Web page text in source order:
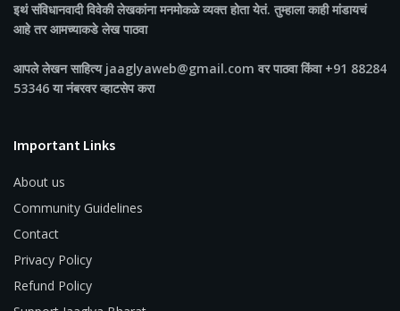
इथं संविधानवादी विवेकी लेखकांना मनमोकळे व्यक्त होता येतं. तुम्हाला काही मांडायचं
आहे तर आमच्याकडे लेख पाठवा
आपले लेखन साहित्य jaaglyaweb@gmail.com वर पाठवा किंवा +91 88284
53346 या नंबरवर व्हाटसेप करा
Important Links
About us
Community Guidelines
Contact
Privacy Policy
Refund Policy